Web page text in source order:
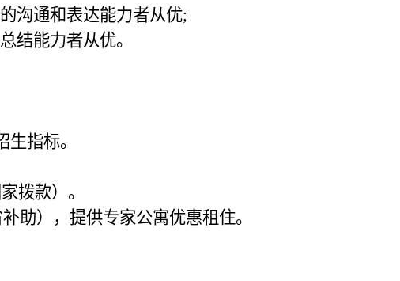
沟通和表达能力者从优;
结能力者从优。
指标。
拨款）。
助），提供专家公寓优惠租住。